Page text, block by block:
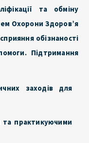
та обміну
Охорони Здоров’я
обізнаності
Підтримання
заходів для
та практикуючими